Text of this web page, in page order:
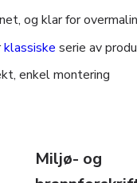
og klar for
klassiske serie av
enkel montering
Miljø- og